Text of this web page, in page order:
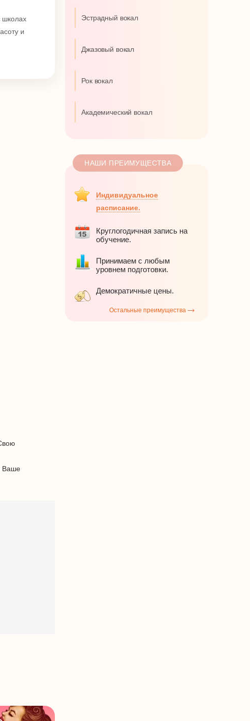
школах
и
Ваше
Эстрадный вокал
Джазовый вокал
Рок вокал
Академический вокал
НАШИ ПРЕИМУЩЕСТВА
Индивидуальное
расписание.
Круглогодичная запись на
обучение.
Принимаем с любым
уровнем подготовки.
Демократичные цены.
Остальные преимущества